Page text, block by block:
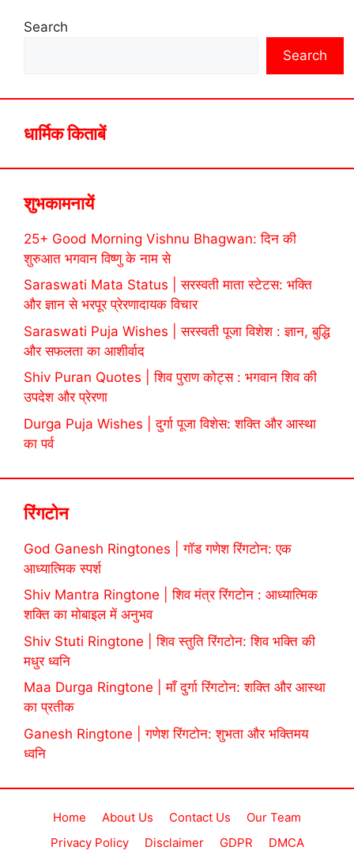
Search
Search
धार्मिक किताबें
शुभकामनायें
25+ Good Morning Vishnu Bhagwan: दिन की
शुरुआत भगवान विष्णु के नाम से
Saraswati Mata Status | सरस्वती माता स्टेटस: भक्ति
और ज्ञान से भरपूर प्रेरणादायक विचार
Saraswati Puja Wishes | सरस्वती पूजा विशेश : ज्ञान, बुद्धि
और सफलता का आशीर्वाद
Shiv Puran Quotes | शिव पुराण कोट्स : भगवान शिव की
उपदेश और प्रेरणा
Durga Puja Wishes | दुर्गा पूजा विशेस: शक्ति और आस्था
का पर्व
रिंगटोन
God Ganesh Ringtones | गॉड गणेश रिंगटोन: एक
आध्यात्मिक स्पर्श
Shiv Mantra Ringtone | शिव मंत्र रिंगटोन : आध्यात्मिक
शक्ति का मोबाइल में अनुभव
Shiv Stuti Ringtone | शिव स्तुति रिंगटोन: शिव भक्ति की
मधुर ध्वनि
Maa Durga Ringtone | माँ दुर्गा रिंगटोन: शक्ति और आस्था
का प्रतीक
Ganesh Ringtone | गणेश रिंगटोन: शुभता और भक्तिमय
ध्वनि
Home About Us Contact Us
Our Team
Privacy Policy
Disclaimer GDPR DMCA